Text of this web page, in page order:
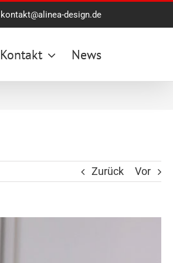
kontakt@alinea-design.de
Kontakt News
Zurück Vor